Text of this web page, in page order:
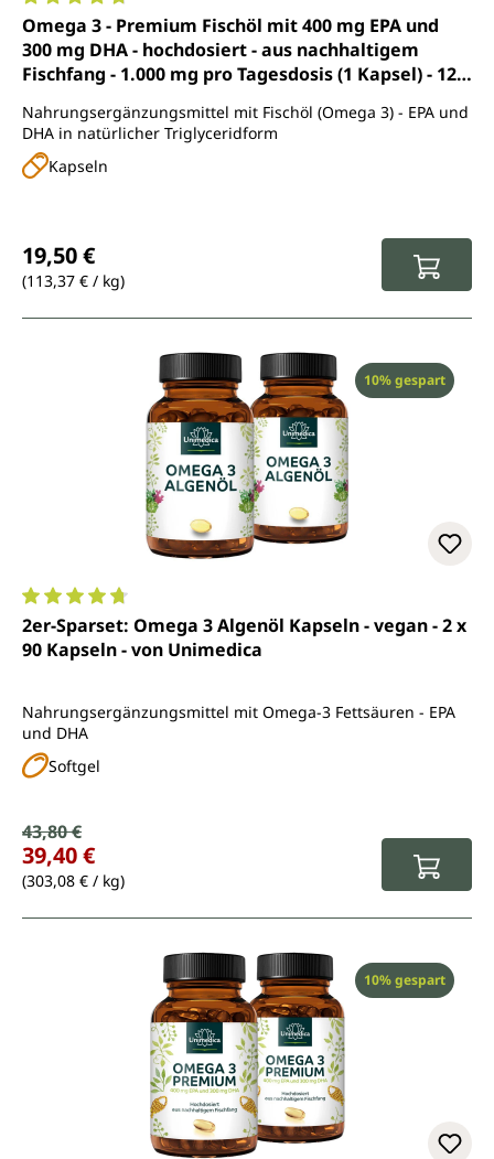
Durchschnittliche Bewertung von 4.7 von 5 Sternen
Omega 3 - Premium Fischöl mit 400 mg EPA und
300 mg DHA - hochdosiert - aus nachhaltigem
Fischfang - 1.000 mg pro Tagesdosis (1 Kapsel) - 120
Nahrungsergänzungsmittel mit Fischöl (Omega 3) - EPA und
DHA in natürlicher Triglyceridform
Kapseln
19,50 €
(113,37 € / kg)
Rabatt
10% gespart
Durchschnittliche Bewertung von 4.8 von 5 Sternen
2er-Sparset: Omega 3 Algenöl Kapseln - vegan - 2 x
90 Kapseln - von Unimedica
Nahrungsergänzungsmittel mit Omega-3 Fettsäuren - EPA
und DHA
Softgel
Verkaufspreis:
Regulärer Preis:
43,80 €
39,40 €
(303,08 € / kg)
Rabatt
10% gespart